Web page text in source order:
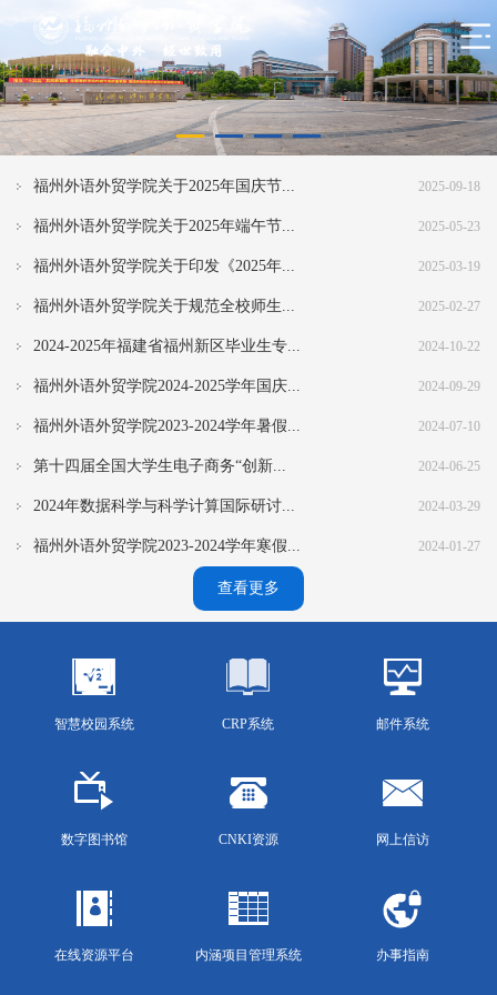
福州外语外贸学院关于2025年国庆节... 2025-09-18
福州外语外贸学院关于2025年端午节... 2025-05-23
福州外语外贸学院关于印发《2025年... 2025-03-19
福州外语外贸学院关于规范全校师生... 2025-02-27
2024-2025年福建省福州新区毕业生专... 2024-10-22
福州外语外贸学院2024-2025学年国庆... 2024-09-29
福州外语外贸学院2023-2024学年暑假... 2024-07-10
第十四届全国大学生电子商务“创新... 2024-06-25
2024年数据科学与科学计算国际研讨... 2024-03-29
福州外语外贸学院2023-2024学年寒假... 2024-01-27
查看更多
智慧校园系统 CRP系统 邮件系统
数字图书馆 CNKI资源 网上信访
在线资源平台 内涵项目管理系统 办事指南